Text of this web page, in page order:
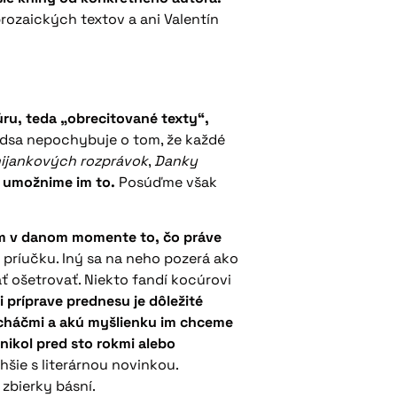
textov a ani Valentín
teda „obrecitované texty“,
nepochybuje o tom, že každé
rozprávok,Danky
im to. Posúďme však
v danom momente to, čo práve
Iný sa na neho pozerá ako
ošetrovať. Niekto fandí kocúrovi
príprave prednesu je dôležité
a akú myšlienku im chceme
pred sto rokmi alebo
s literárnou novinkou.
básní.